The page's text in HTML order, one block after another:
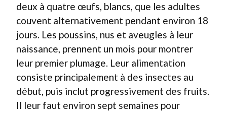
deux à quatre œufs, blancs, que les adultes
couvent alternativement pendant environ 18
jours. Les poussins, nus et aveugles à leur
naissance, prennent un mois pour montrer
leur premier plumage. Leur alimentation
consiste principalement à des insectes au
début, puis inclut progressivement des fruits.
Il leur faut environ sept semaines pour